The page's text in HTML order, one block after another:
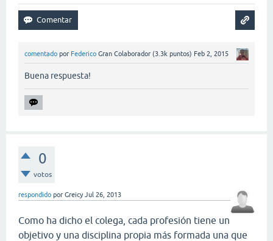
comentado por Federico Gran Colaborador (3.3k puntos) Feb 2, 2015
Buena respuesta!
0
votos
respondido por Greicy Jul 26, 2013
Como ha dicho el colega, cada profesión tiene un
objetivo y una disciplina propia más formada una que